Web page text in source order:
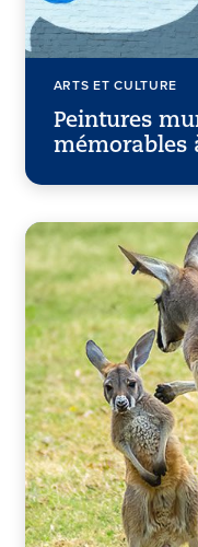
ARTS ET CULTURE
Peintures
mémorables